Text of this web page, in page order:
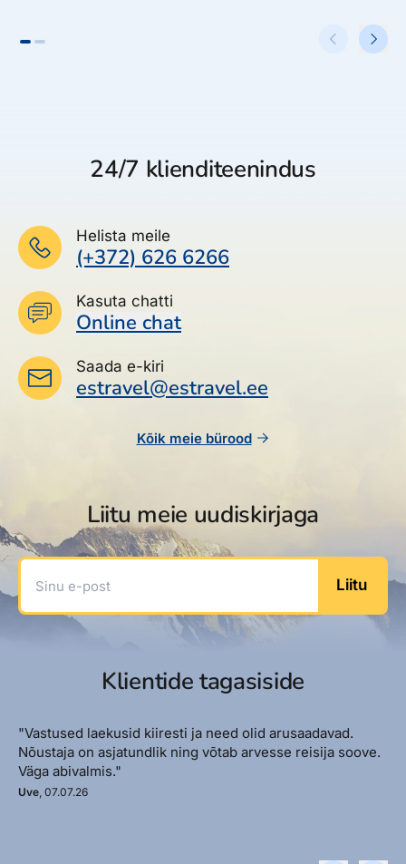
24/7 klienditeenindus
Helista meile
(+372) 626 6266
Kasuta chatti
Online chat
Saada e-kiri
estravel@estravel.ee
Kõik meie bürood
Liitu meie uudiskirjaga
Sinu e-post
Liitu
Klientide tagasiside
"Vastused laekusid kiiresti ja need olid arusaadavad.
Nõustaja on asjatundlik ning võtab arvesse reisija soove.
Väga abivalmis."
Uve , 07.07.26